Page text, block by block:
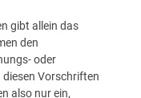
gibt allein das
den
oder
Vorschriften
also nur ein,